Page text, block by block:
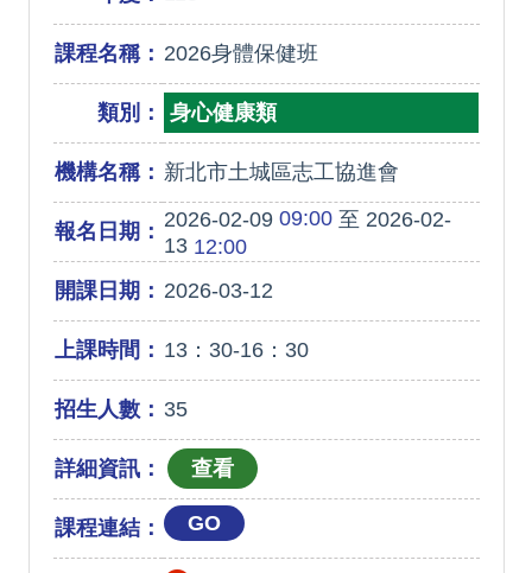
課程名稱： 2026身體保健班
類別： 身心健康類
機構名稱： 新北市土城區志工協進會
報名日期： 2026-02-0909:00至 2026-02-
1312:00
開課日期： 2026-03-12
上課時間： 13：30-16：30
招生人數： 35
詳細資訊：
課程連結： GO